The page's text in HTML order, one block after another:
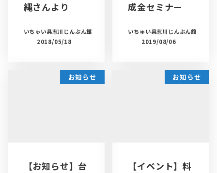
縄さんより
いちゅい具志川じんぶん館
2018/05/18
成金セミナー
いちゅい具志川じんぶん館
2019/08/06
お知らせ
【お知らせ】台
お知らせ
【イベント】料